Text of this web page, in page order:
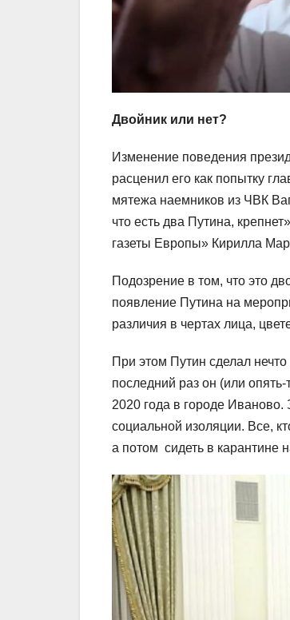
Двойник или нет?
Изменение поведения
расценил его как попытку
мятежа наемников из ЧВК
что есть два Путина,
газеты Европы» Кирилла
Подозрение в том, что это
появление Путина на
различия в чертах лица,
При этом Путин сделал
последний раз он (или
2020 года в городе Иваново.
социальной изоляции. Все,
а потом сидеть в карантине